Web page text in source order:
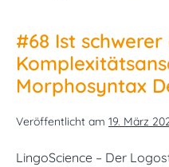
#68 Ist
Morphosyntax
Veröffentlicht am 19. März
LingoScience – Der